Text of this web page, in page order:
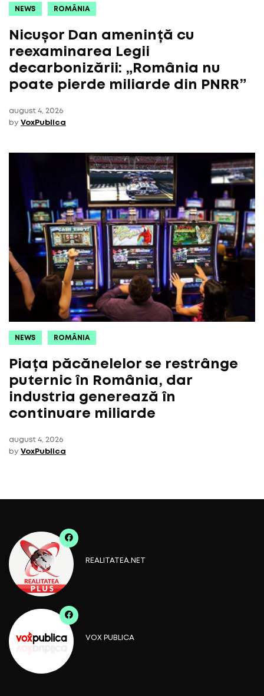
NEWS ROMÂNIA
Nicușor Dan amenință cu
reexaminarea Legii
decarbonizării: „România nu
poate pierde miliarde din PNRR”
august 4, 2026
by VoxPublica
NEWS ROMÂNIA
Piața păcănelelor se restrânge
puternic în România, dar
industria generează în
continuare miliarde
august 4, 2026
by VoxPublica
REALITATEA.NET
VOX PUBLICA